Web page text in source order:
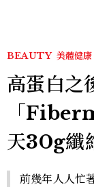
BEAUTY 美體健康
高蛋白之
「
天30g纖
前幾年人人忙